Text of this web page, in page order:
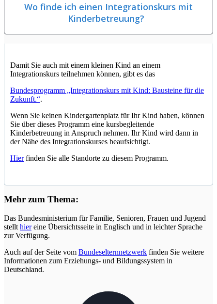
Wo finde ich einen Integrationskurs mit
Kinderbetreuung?
Damit Sie auch mit einem kleinen Kind an einem
Integrationskurs teilnehmen können, gibt es das
Bundesprogramm „Integrationskurs mit Kind: Bausteine für die
Zukunft.“.
Wenn Sie keinen Kindergartenplatz für Ihr Kind haben, können
Sie über dieses Programm eine kursbegleitende
Kinderbetreuung in Anspruch nehmen. Ihr Kind wird dann in
der Nähe des Integrationskurses beaufsichtigt.
Hierfinden Sie alle Standorte zu diesem Programm.
Mehr zum Thema:
Das Bundesministerium für Familie, Senioren, Frauen und Jugend
stellt hiereine Übersichtsseite in Englisch und in leichter Sprache
zur Verfügung.
Auch auf der Seite vom Bundeselternnetzwerk finden Sie weitere
Informationen zum Erziehungs- und Bildungssystem in
Deutschland.